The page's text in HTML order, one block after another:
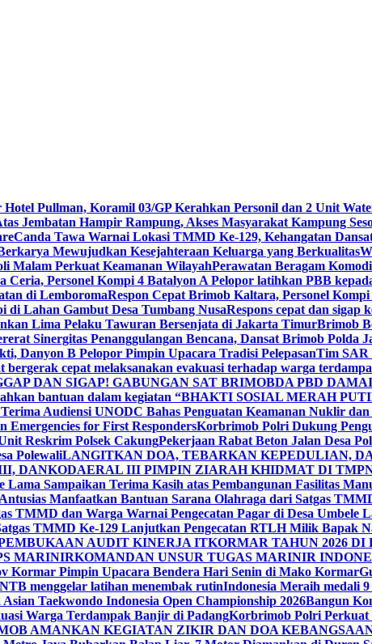
Pullman, Koramil 03/GP Kerahkan Personil dan 2 Unit
Jembatan Hampir Rampung, Akses Masyarakat Kampung
Canda Tawa Warnai Lokasi TMMD Ke-129, Kehangatan
Mewujudkan Kesejahteraan Keluarga yang Berkualitas
Malam Perkuat Keamanan WilayahPerawatan Beragam
Ceria, Personel Kompi 4 Batalyon A Pelopor latihkan PBB
di LemboromaRespon Cepat Brimob Kaltara, Personel
di Lahan Gambut Desa Tumbang NusaRespons cepat dan
Lima Pelaku Tawuran Bersenjata di Jakarta TimurBrimob
Sinergitas Penanggulangan Bencana, Dansat Brimob
Danyon B Pelopor Pimpin Upacara Tradisi PelepasanTim SAR
bergerak cepat melaksanakan evakuasi terhadap warga
DAN SIGAP! GABUNGAN SAT BRIMOBDA PBD
bantuan dalam kegiatan “BHAKTI SOSIAL MERAH
Audiensi UNODC Bahas Penguatan Keamanan Nuklir
Emergencies for First RespondersKorbrimob Polri Dukung
Reskrim Polsek CakungPekerjaan Rabat Beton Jalan Desa
PolewaliLANGITKAN DOA, TEBARKAN KEPEDULIAN,
DANKODAERAL III PIMPIN ZIARAH KHIDMAT DI
Lama Sampaikan Terima Kasih atas Pembangunan Fasilitas
Manfaatkan Bantuan Sarana Olahraga dari Satgas
TMMD dan Warga Warnai Pengecatan Pagar di Desa Umbele
TMMD Ke-129 Lanjutkan Pengecatan RTLH Milik Bapak
AUDIT KINERJA ITKORMAR TAHUN 2026 DI
MARINIRKOMANDAN UNSUR TUGAS MARINIR
Kormar Pimpin Upacara Bendera Hari Senin di Mako Kormar
menggelar latihan menembak rutinIndonesia Meraih medali
Taekwondo Indonesia Open Championship 2026Bangun
Warga Terdampak Banjir di PadangKorbrimob Polri Perkuat
AMANKAN KEGIATAN ZIKIR DAN DOA